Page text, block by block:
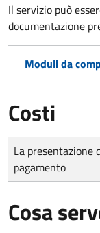
Il servizio può
documentazione
Moduli da
Costi
Tipo di pagamento
Importo
La presentazione
pagamento
Cosa